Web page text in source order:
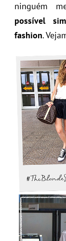
ninguém
possível
fashion.